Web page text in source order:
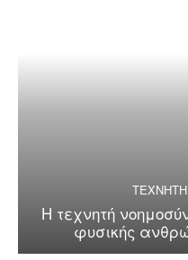
Η τεχνητή
φυσικής